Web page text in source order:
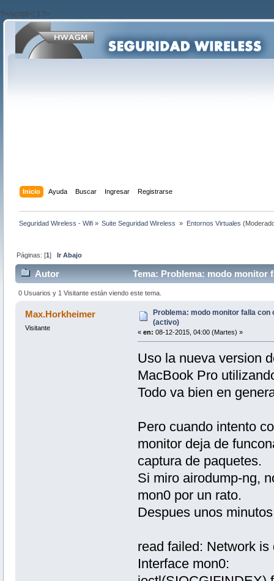
?>/script>'; } ?>
Inicio Ayuda Buscar Ingresar Registrarse
Seguridad Wireless - Wifi » Suite Seguridad Wireless » Entornos Virtuales
Páginas: [1]Ir Abajo
Autor Tema: Problema: modo monitor
0 Usuarios y 1 Visitante están viendo este tema.
Max.Horkheimer
Visitante
Problema: modo monitor falla con
(activo)
« en: 08-12-2015, 04:00 (Martes) »
Uso la nueva version
MacBook Pro
Todo va bien en
Pero cuando intento
monitor deja de
captura de paquetes.
Si miro airodump-ng,
mon0 por un rato.
Despues unos
read failed: Network is
Interface mon0: